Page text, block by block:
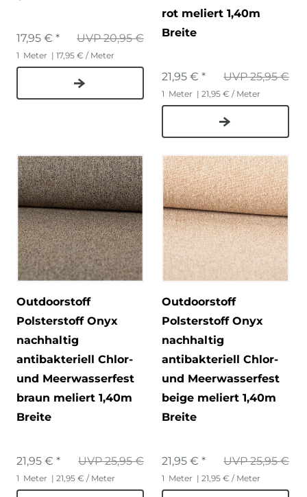
UVP 20,95 €
17,95 € *
1 Meter | 17,95 € / Meter
rot meliert 1,40m
Breite
UVP 25,95 €
21,95 € *
1 Meter | 21,95 € / Meter
Outdoorstoff
Polsterstoff Onyx
nachhaltig
antibakteriell Chlor-
und Meerwasserfest
braun meliert 1,40m
Breite
UVP 25,95 €
21,95 € *
1 Meter | 21,95 € / Meter
Outdoorstoff
Polsterstoff Onyx
nachhaltig
antibakteriell Chlor-
und Meerwasserfest
beige meliert 1,40m
Breite
UVP 25,95 €
21,95 € *
1 Meter | 21,95 € / Meter